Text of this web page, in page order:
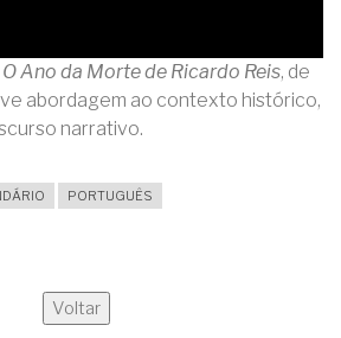
O Ano da Morte de Ricardo Reis, de
abordagem ao contexto histórico,
narrativo.
PORTUGUÊS
Voltar